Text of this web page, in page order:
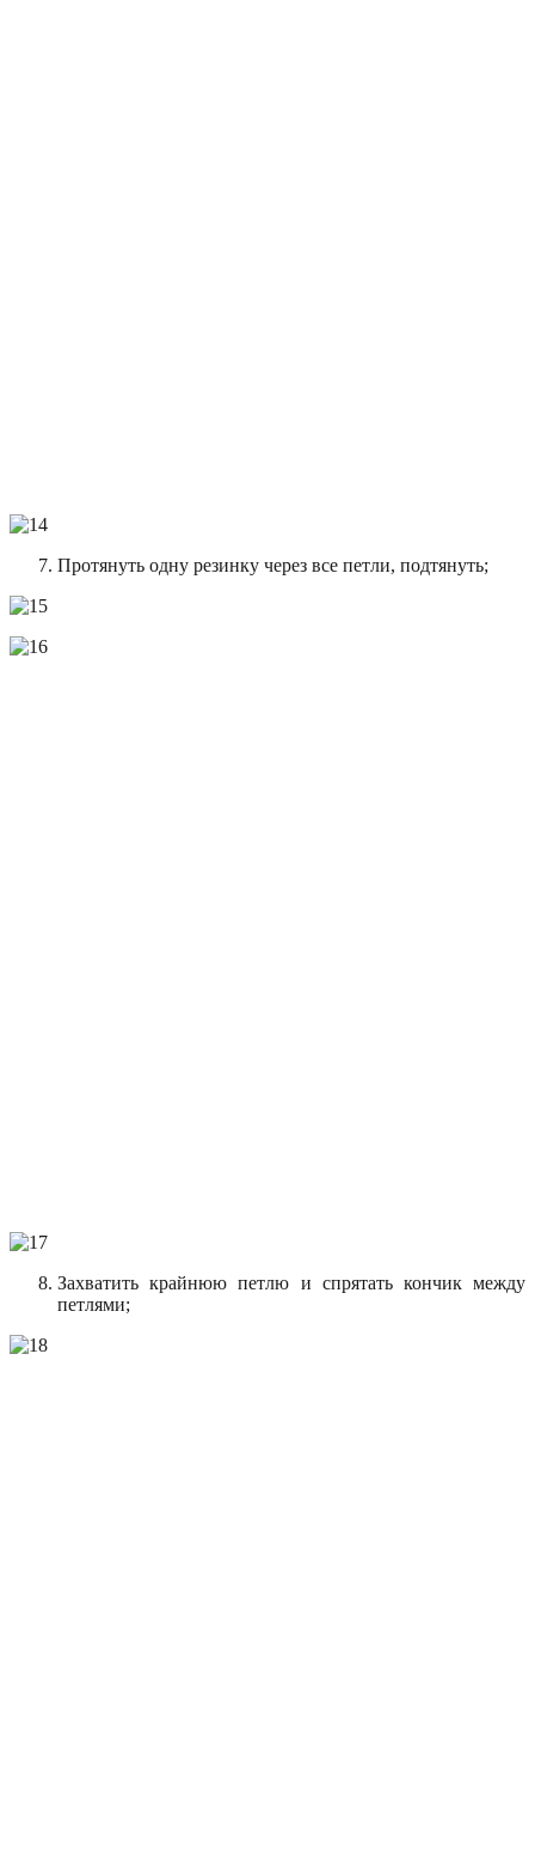
Протянуть одну резинку через все петли, подтянуть;
Захватить крайнюю петлю и спрятать кончик между
петлями;